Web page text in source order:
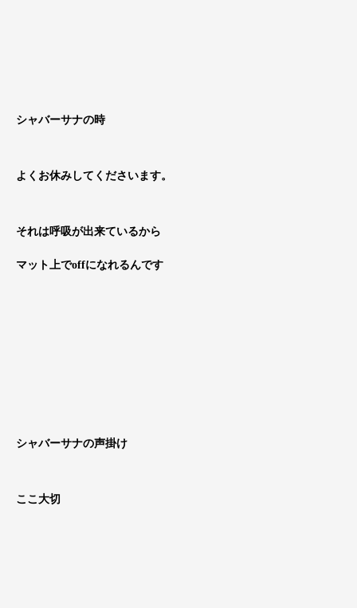
シャバーサナの時
よくお休みしてくださいます。
それは呼吸が出来ているから
マット上でoffになれるんです
シャバーサナの声掛け
ここ大切